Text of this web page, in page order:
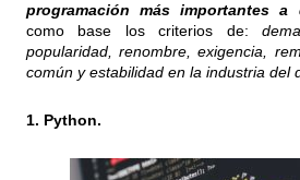
programación más importantes
como base los criterios de:
popularidad, renombre, exigencia,
común y estabilidad en la industria del
1. Python.